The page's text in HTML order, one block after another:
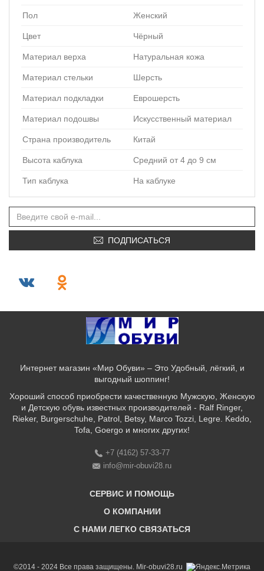
Пол Женский
Цвет Чёрный
Материал верха Натуральная кожа
Материал стельки Шерсть
Материал подкладки Еврошерсть
Материал подошвы Искусственный материал
Страна производитель Китай
Высота каблука Средний от 4 до 9 см
Тип каблука На каблуке
ПОДПИСАТЬСЯ
Интернет магазин «Мир Обуви» – Это Удобный, лёгкий, и
выгодный шоппинг!
Хороший способ приобрести качественную Мужскую, Женскую
и Детскую обувь известных производителей - Ralf Ringer,
Rieker, Burgerschuhe, Patrol, Betsy, Marco Tozzi, Legre. Keddo,
Tofa, Goergo и многих других!
+7 (4162) 57-33-77
info@mir-obuvi28.ru
СЕРВИС И ПОМОЩЬ
Бонусная программа
О КОМПАНИИ
C НАМИ ЛЕГКО СВЯЗАТЬСЯ
©2014 - 2024 Все права защищены. Mir-obuvi28.ru